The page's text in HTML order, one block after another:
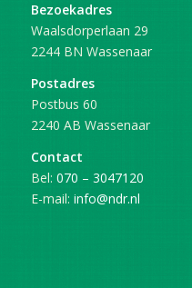
Bezoekadres
Waalsdorperlaan 29
2244 BN Wassenaar
Postadres
Postbus 60
2240 AB Wassenaar
Contact
Bel: 070 – 3047120
E-mail: info@ndr.nl